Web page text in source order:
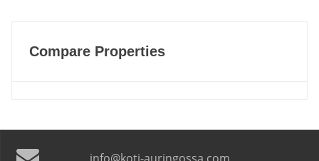
Compare Properties